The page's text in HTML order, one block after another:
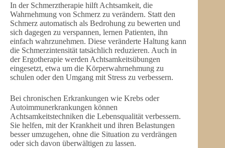
In der Schmerztherapie hilft Achtsamkeit, die
Wahrnehmung von Schmerz zu verändern. Statt den
Schmerz automatisch als Bedrohung zu bewerten und
sich dagegen zu verspannen, lernen Patienten, ihn
einfach wahrzunehmen. Diese veränderte Haltung kann
die Schmerzintensität tatsächlich reduzieren. Auch in
der Ergotherapie werden Achtsamkeitsübungen
eingesetzt, etwa um die Körperwahrnehmung zu
schulen oder den Umgang mit Stress zu verbessern.
Bei chronischen Erkrankungen wie Krebs oder
Autoimmunerkrankungen können
Achtsamkeitstechniken die Lebensqualität verbessern.
Sie helfen, mit der Krankheit und ihren Belastungen
besser umzugehen, ohne die Situation zu verdrängen
oder sich davon überwältigen zu lassen.